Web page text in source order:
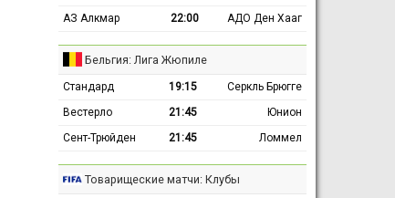
АЗ Алкмар
22:00 АДО Ден Хааг
Бельгия: Лига Жюпиле
Стандард 19:15
Серкль Брюгге
Вестерло
21:45
Юнион
Сент-Трюйден
21:45 Ломмел
Товарищеские матчи: Клубы